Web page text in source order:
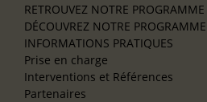
RETROUVEZ NOTRE
DÉCOUVREZ NOTRE
INFORMATIONS PRATIQUES
Prise en charge
Interventions et Références
Partenaires